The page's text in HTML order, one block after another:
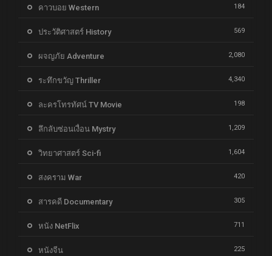
คาวบอย Western 184
ประวัติศาสตร์ History 569
ผจญภัย Adventure 2,080
ระทึกขวัญ Thriller 4,340
ละครโทรทัศน์ TV Movie 198
ลึกลับซ่อนเงื่อน Mystry 1,209
วิทยาศาสตร์ Sci-fi 1,604
สงคราม War 420
สารคดี Documentary 305
หนัง NetFlix 711
หนังจีน 225